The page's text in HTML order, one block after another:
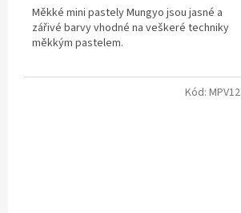
Měkké mini pastely Mungyo jsou jasné a
zářivé barvy vhodné na veškeré techniky
měkkým pastelem.
Kód: MPV12